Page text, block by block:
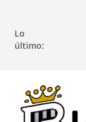
contenido
Lo
último: